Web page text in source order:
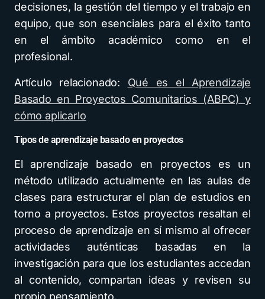
decisiones, la gestión del tiempo y el trabajo en
equipo, que son esenciales para el éxito tanto
en el ámbito académico como en el
profesional.
Artículo relacionado: Qué es el Aprendizaje
Basado en Proyectos Comunitarios (ABPC) y
cómo aplicarlo
Tipos de aprendizaje basado en proyectos
El aprendizaje basado en proyectos es un
método utilizado actualmente en las aulas de
clases para estructurar el plan de estudios en
torno a proyectos. Estos proyectos resaltan el
proceso de aprendizaje en sí mismo al ofrecer
actividades auténticas basadas en la
investigación para que los estudiantes accedan
al contenido, compartan ideas y revisen su
propio pensamiento.